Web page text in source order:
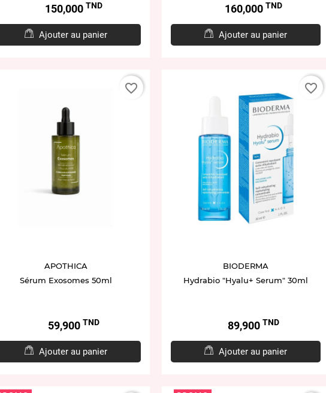
Prix150,000 TND
Ajouter au panier
Prix160,000 TND
Ajouter au panier
APOTHICA
Sérum Exosomes 50ml
Prix59,900 TND
Ajouter au panier
favorite_border
BIODERMA
Hydrabio "Hyalu+ Serum" 30ml
Prix89,900 TND
Ajouter au panier
favorite_border